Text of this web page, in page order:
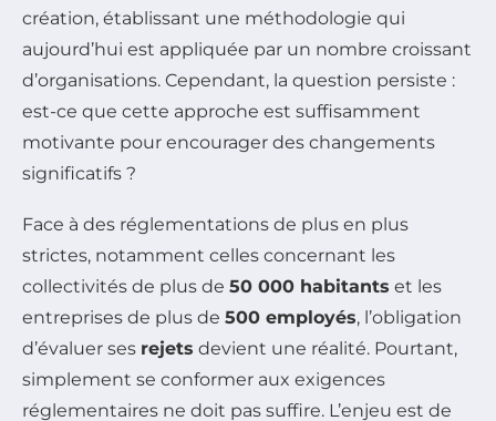
création, établissant une méthodologie qui
aujourd’hui est appliquée par un nombre croissant
d’organisations. Cependant, la question persiste :
est-ce que cette approche est suffisamment
motivante pour encourager des changements
significatifs ?
Face à des réglementations de plus en plus
strictes, notamment celles concernant les
collectivités de plus de 50 000 habitants et les
entreprises de plus de 500 employés, l’obligation
d’évaluer ses rejets devient une réalité. Pourtant,
simplement se conformer aux exigences
réglementaires ne doit pas suffire. L’enjeu est de